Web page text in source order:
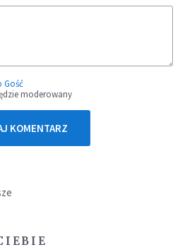
Gość
moderowany
KOMENTARZ